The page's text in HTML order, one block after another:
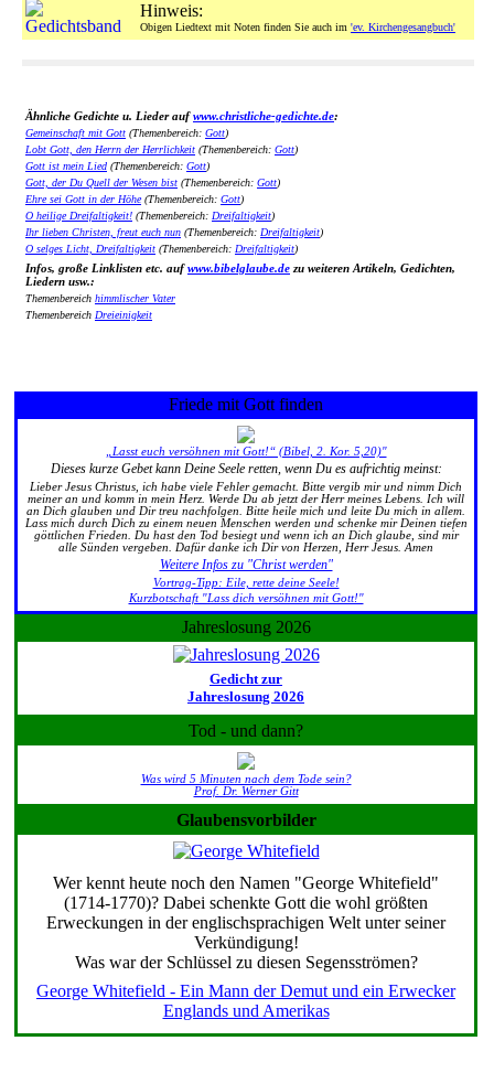
Hinweis:
Obigen Liedtext mit Noten finden Sie auch im 'ev. Kirchengesangbuch'
Ähnliche Gedichte u. Lieder aufwww.christliche-gedichte.de:
Gemeinschaft mit Gott (Themenbereich: Gott)
Lobt Gott, den Herrn der Herrlichkeit (Themenbereich: Gott)
Gott ist mein Lied (Themenbereich: Gott)
Gott, der Du Quell der Wesen bist (Themenbereich: Gott)
Ehre sei Gott in der Höhe(Themenbereich: Gott)
O heilige Dreifaltigkeit! (Themenbereich: Dreifaltigkeit)
Ihr lieben Christen, freut euch nun (Themenbereich: Dreifaltigkeit)
O selges Licht, Dreifaltigkeit (Themenbereich: Dreifaltigkeit)
Infos, große Linklisten etc. aufwww.bibelglaube.de zu weiteren Artikeln, Gedichten,
Liedern usw.:
Themenbereich himmlischer Vater
Themenbereich Dreieinigkeit
Friede mit Gott finden
„Lasst euch versöhnen mit Gott!“ (Bibel, 2. Kor. 5,20)"
Dieses kurze Gebet kann Deine Seele retten, wenn Du es aufrichtig meinst:
Lieber Jesus Christus, ich habe viele Fehler gemacht. Bitte vergib mir und nimm Dich
meiner an und komm in mein Herz. Werde Du ab jetzt der Herr meines Lebens. Ich will
an Dich glauben und Dir treu nachfolgen. Bitte heile mich und leite Du mich in allem.
Lass mich durch Dich zu einem neuen Menschen werden und schenke mir Deinen tiefen
göttlichen Frieden. Du hast den Tod besiegt und wenn ich an Dich glaube, sind mir
alle Sünden vergeben. Dafür danke ich Dir von Herzen, Herr Jesus. Amen
Weitere Infos zu "Christ werden"
Vortrag-Tipp: Eile, rette deine Seele!
Kurzbotschaft "Lass dich versöhnen mit Gott!"
Jahreslosung 2026
Gedicht zur
Jahreslosung 2026
Tod - und dann?
Was wird 5 Minuten nach dem Tode sein?
Prof. Dr. Werner Gitt
Glaubensvorbilder
Wer kennt heute noch den Namen "George Whitefield"
(1714-1770)? Dabei schenkte Gott die wohl größten
Erweckungen in der englischsprachigen Welt unter seiner
Verkündigung!
Was war der Schlüssel zu diesen Segensströmen?
George Whitefield - Ein Mann der Demut und ein Erwecker
Englands und Amerikas